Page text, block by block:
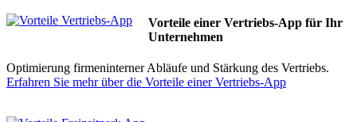
Vorteile einer Vertriebs-App für Ihr
Unternehmen
Optimierung firmeninterner Abläufe und Stärkung des Vertriebs.
Erfahren Sie mehr über die Vorteile einer Vertriebs-App